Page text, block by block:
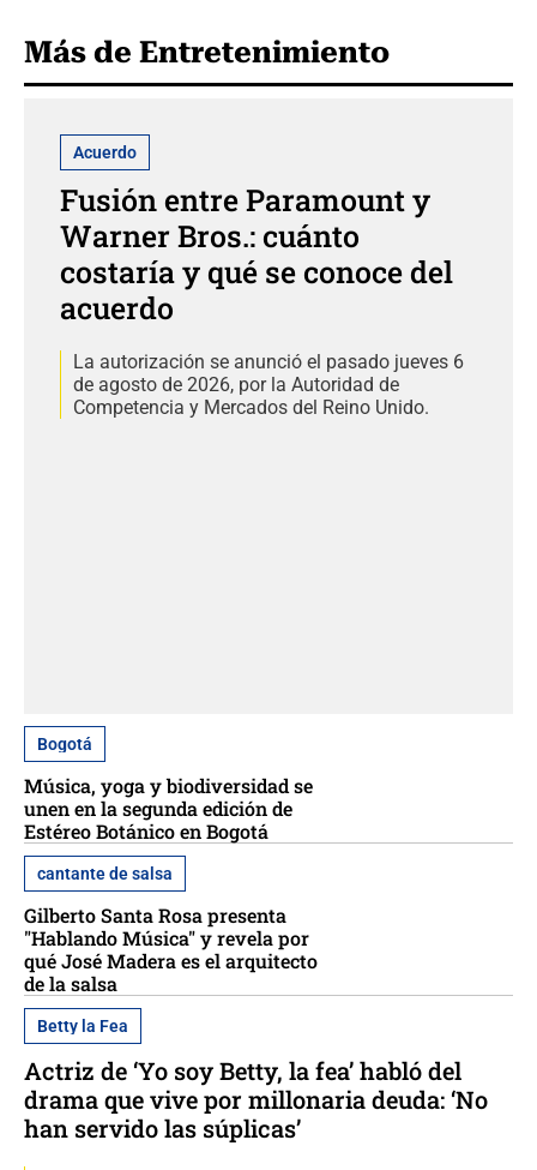
Más de Entretenimiento
Acuerdo
Fusión entre Paramount y
Warner Bros.: cuánto
costaría y qué se conoce del
acuerdo
La autorización se anunció el pasado jueves 6
de agosto de 2026, por la Autoridad de
Competencia y Mercados del Reino Unido.
Bogotá
Música, yoga y biodiversidad se
unen en la segunda edición de
Estéreo Botánico en Bogotá
cantante de salsa
Gilberto Santa Rosa presenta
"Hablando Música" y revela por
qué José Madera es el arquitecto
de la salsa
Betty la Fea
Actriz de ‘Yo soy Betty, la fea’ habló del
drama que vive por millonaria deuda: ‘No
han servido las súplicas’